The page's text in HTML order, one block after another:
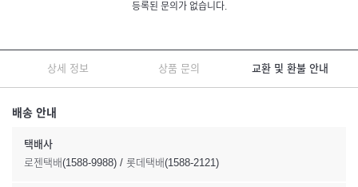
등록된 문의가 없습니다.
상세 정보 상품 문의 교환 및 환불 안내
배송 안내
택배사
로젠택배(1588-9988) / 롯데택배(1588-2121)